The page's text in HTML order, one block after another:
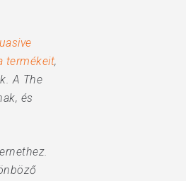
termékeit,
A The
és